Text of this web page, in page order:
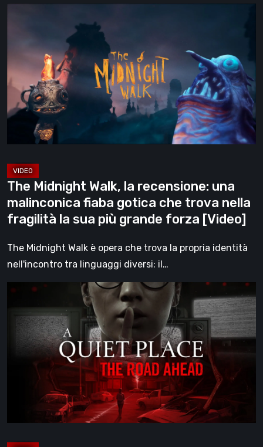
la
recensione:
una
malinconica
gotica
trova
nella
fragilità
la
forza
[Video]
The Midnight Walk, la recensione: una
malinconica fiaba gotica che trova nella
fragilità la sua più grande forza [Video]
The Midnight Walk è opera che trova la propria identità
nell'incontro tra linguaggi diversi: il…
A
Place:
recensione:
quando